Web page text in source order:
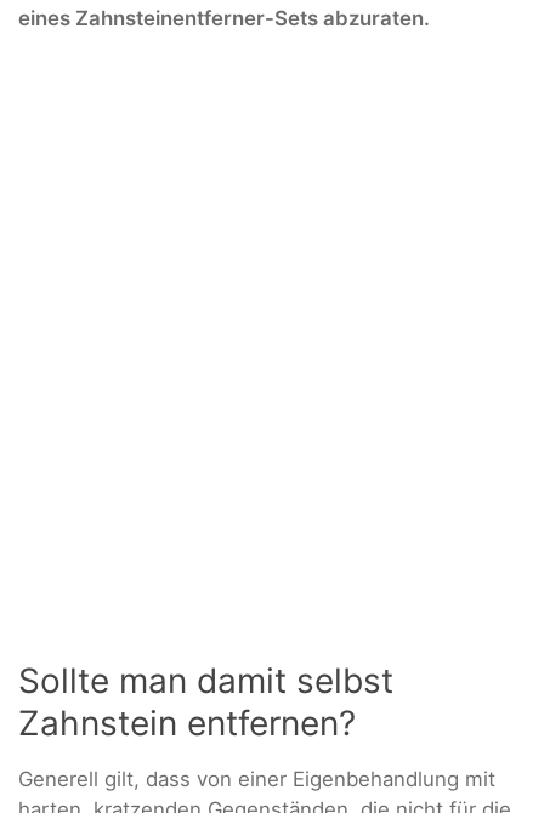
eines Zahnsteinentferner-Sets abzuraten.
Sollte man damit selbst
Zahnstein entfernen?
Generell gilt, dass von einer Eigenbehandlung mit